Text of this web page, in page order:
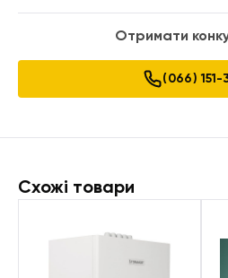
Отримати
(066) 151-
Схожі товари